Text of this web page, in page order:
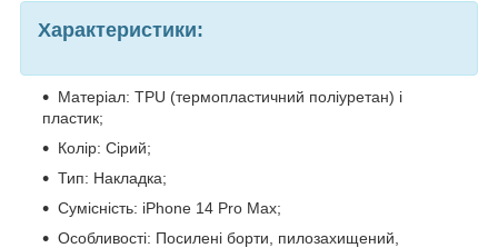
Характеристики:
Матеріал: TPU (термопластичний поліуретан) і
пластик;
Колір: Сірий;
Тип: Накладка;
Сумісність: iPhone 14 Pro Max;
Особливості: Посилені борти, пилозахищений,